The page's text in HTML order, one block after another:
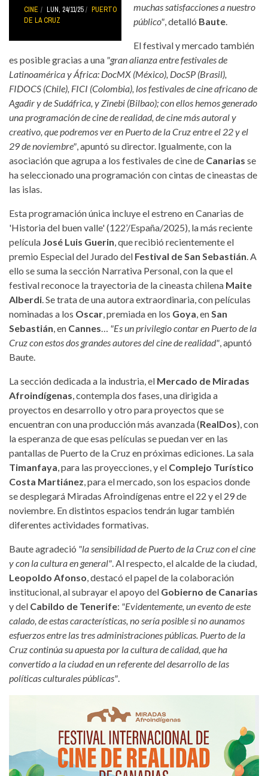
CINE LUN, 24/11/25
PUERTO
DE LA CRUZ
muchas satisfacciones a nuestro
público", detalló Baute.
El festival y mercado también
es posible gracias a una "gran alianza entre festivales de
Latinoamérica y África: DocMX (México), DocSP (Brasil),
FIDOCS (Chile), FICI (Colombia), los festivales de cine africano de
Agadir y de Sudáfrica, y Zinebi (Bilbao); con ellos hemos generado
una programación de cine de realidad, de cine más autoral y
creativo, que podremos ver en Puerto de la Cruz entre el 22 y el
29 de noviembre", apuntó su director. Igualmente, con la
asociación que agrupa a los festivales de cine de Canarias se
ha seleccionado una programación con cintas de cineastas de
las islas.
Esta programación única incluye el estreno en Canarias de
'Historia del buen valle' (122’/España/2025), la más reciente
película José Luis Guerin, que recibió recientemente el
premio Especial del Jurado del Festival de San Sebastián. A
ello se suma la sección Narrativa Personal, con la que el
festival reconoce la trayectoria de la cineasta chilena Maite
Alberdi. Se trata de una autora extraordinaria, con películas
nominadas a los Oscar, premiada en los Goya, enSan
Sebastián, en Cannes… "Es un privilegio contar en Puerto de la
Cruz con estos dos grandes autores del cine de realidad", apuntó
Baute.
La sección dedicada a la industria, el Mercado de Miradas
Afroindígenas, contempla dos fases, una dirigida a
proyectos en desarrollo y otro para proyectos que se
encuentran con una producción más avanzada (RealDos), con
la esperanza de que esas películas se puedan ver en las
pantallas de Puerto de la Cruz en próximas ediciones. La sala
Timanfaya, para las proyecciones, y el Complejo Turístico
Costa Martiánez, para el mercado, son los espacios donde
se desplegará Miradas Afroindígenas entre el 22 y el 29 de
noviembre. En distintos espacios tendrán lugar también
diferentes actividades formativas.
Baute agradeció "la sensibilidad de Puerto de la Cruz con el cine
y con la cultura en general". Al respecto, el alcalde de la ciudad,
Leopoldo Afonso, destacó el papel de la colaboración
institucional, al subrayar el apoyo del Gobierno de Canarias
y del Cabildo de Tenerife: "Evidentemente, un evento de este
calado, de estas características, no sería posible si no aunamos
esfuerzos entre las tres administraciones públicas. Puerto de la
Cruz continúa su apuesta por la cultura de calidad, que ha
convertido a la ciudad en un referente del desarrollo de las
políticas culturales públicas".
miradas-afroindigenas-cartel.jpg